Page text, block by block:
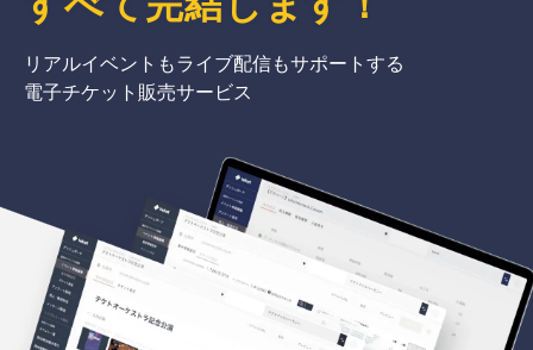
リアルイベントもライブ配信もサポートする
電子チケット販売サービス